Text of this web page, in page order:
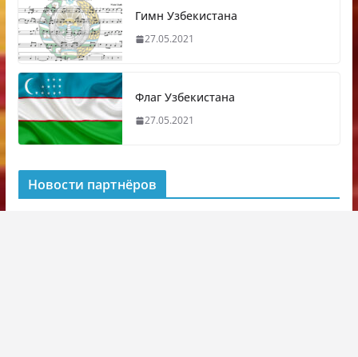
Гимн Узбекистана
27.05.2021
Флаг Узбекистана
27.05.2021
Новости партнёров